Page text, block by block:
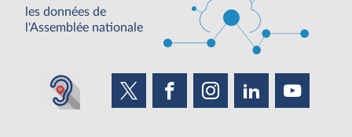
les données de
l'Assemblée nationale